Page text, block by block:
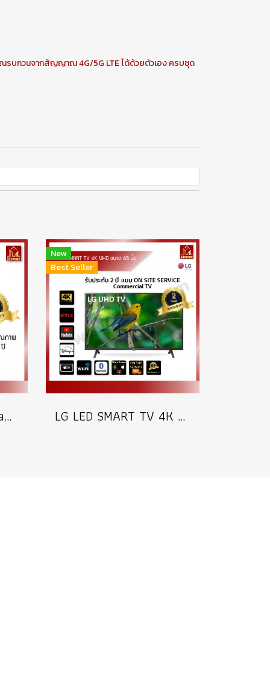
รบกวนจากสัญญาณ 4G/5G LTE ได้ด้วยตัวเอง ครบชุด
เครื่องดักยุงและแมลง Sanshiro
New
Best Seller
LG LED SMART TV 4K UHD รุ่น 65UN731C ขนาดจอ 65 นิ้ว